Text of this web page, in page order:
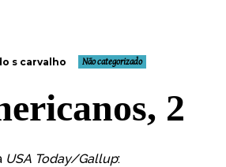
s carvalho Não categorizado
2
USA Today/Gallup: